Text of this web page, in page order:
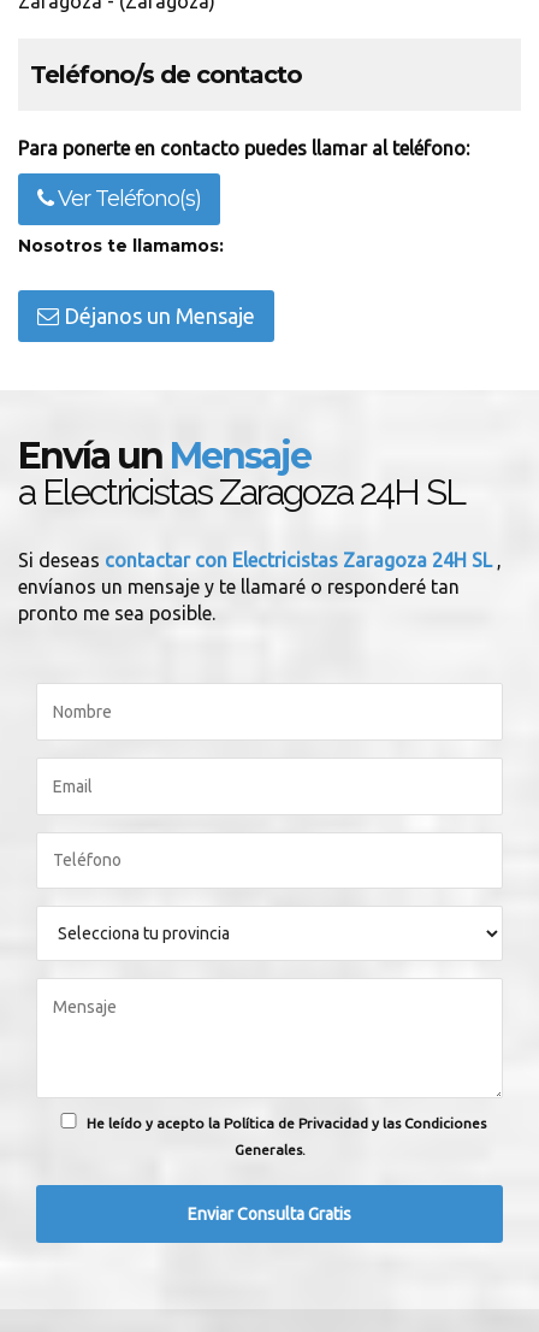
Teléfono/s de contacto
Para ponerte en contacto puedes llamar al teléfono:
Ver Teléfono(s)
Nosotros te llamamos:
Déjanos un Mensaje
Envía un Mensaje
a Electricistas Zaragoza 24H SL
Si deseas contactar con Electricistas Zaragoza 24H SL ,
envíanos un mensaje y te llamaré o responderé tan
pronto me sea posible.
He leído y acepto la Política de Privacidad y las Condiciones
Generales.